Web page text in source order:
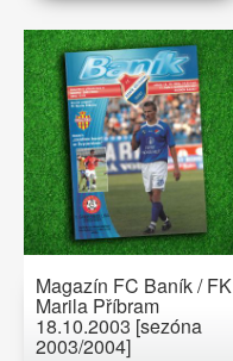
Magazín FC Baník / FK
Marila Příbram
18.10.2003 [sezóna
2003/2004]